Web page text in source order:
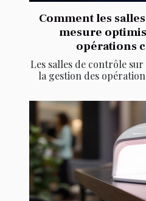
Comment les
mesure
opérations
Les salles de contrôle
la gestion des